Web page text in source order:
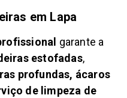
em Lapa
garante a
estofadas,
profundas, ácaros
de limpeza de